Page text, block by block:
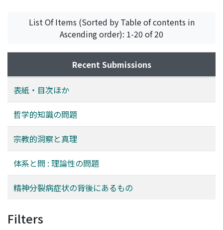
mannigfaltigen Symptome, nach wie vor
ungeantwortet. Es ist zwar allerorts anerkannt, daß
diese Krankheit weder nur Leib noch nur Seele des
Menschen trifft, sondern den ganzen Menschen von
seinem Grund aus verändert, indem sie gerade dort
überfällt, wo ein Mensch richtig zum Menschen wird,
das Wesen des Menschenwesens. Eine der
Wesentlichsten Bestimmungen des Menschen ist die,
daß er ein soziales Wesen ist: Ein Mensch ohne jeden
Mitmenschen sollte schlechthin unmöglich sein. Ein
Mensch wird erst durch Mitheit mit einem anderen
primär das Wesen des Menschenwesens. Allein sie ist
vom bloßen Nebenbei-Verhältnis zwischen Dingen
scharf zu trennen. Daß ein Mensch neben einem anderen
steht, besagt noch lange nicht, daß dort eine echte
Kommunikation kann diese nicht stiften, im Gegenteil
List Of Items (Sorted by Table of contents in
Ascending order): 1-20 of 20
Recent Submissions
表紙・目次ほか
哲学的知識の問題
宗教的洞察と真理
体系と問 : 理論性の問題
精神分裂病症状の背後にあるもの
Filters